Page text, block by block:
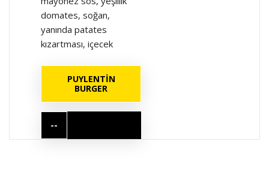
domates, soğan,
yanında patates
kızartması, içecek
PUYLENTİN
BURGER
--